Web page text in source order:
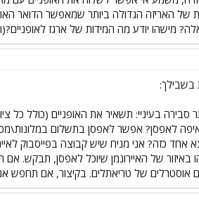
מישהו יודע מה המידות של ארגז
בשבילך:
סבירה בעיניי: תשאיר את האופניים (כולל
לאפסן? אפשר לאפסן בתשלום
אחד כזה? אני מניח שיש קבוצה בפייסבוק
באיזור של האיירונמן שיוכל לאפסן, תבקש.
של טריאתלים. בקיצור, אם תחפש אני מאמין שתמצא. 2) משלוח